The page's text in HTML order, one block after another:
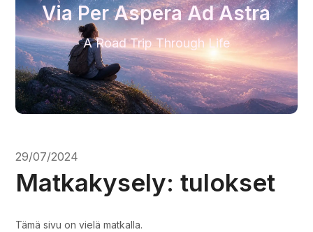
Via Per Aspera Ad Astra
A Road Trip Through Life
29/07/2024
Matkakysely: tulokset
Tämä sivu on vielä matkalla.